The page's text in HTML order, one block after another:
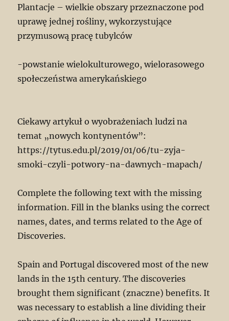
Plantacje – wielkie obszary przeznaczone pod
uprawę jednej rośliny, wykorzystujące
przymusową pracę tubylców
-powstanie wielokulturowego, wielorasowego
społeczeństwa amerykańskiego
Ciekawy artykuł o wyobrażeniach ludzi na
temat „nowych kontynentów”:
https://tytus.edu.pl/2019/01/06/tu-zyja-
smoki-czyli-potwory-na-dawnych-mapach/
Complete the following text with the missing
information. Fill in the blanks using the correct
names, dates, and terms related to the Age of
Discoveries.
Spain and Portugal discovered most of the new
lands in the 15th century. The discoveries
brought them significant (znaczne) benefits. It
was necessary to establish a line dividing their